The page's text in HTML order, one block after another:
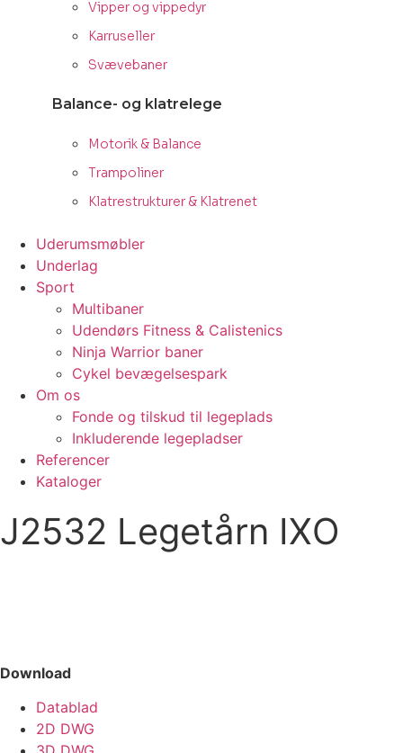
Vipper og vippedyr
Karruseller
Svævebaner
Balance- og klatrelege
Motorik & Balance
Trampoliner
Klatrestrukturer & Klatrenet
Uderumsmøbler
Underlag
Sport
Multibaner
Udendørs Fitness & Calistenics
Ninja Warrior baner
Cykel bevægelsespark
Om os
Fonde og tilskud til legeplads
Inkluderende legepladser
Referencer
Kataloger
J2532 Legetårn IXO
Download
Datablad
2D DWG